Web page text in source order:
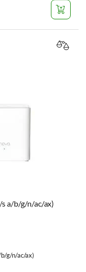
a/b/g/n/ac/ax)
g/n/ac/ax)